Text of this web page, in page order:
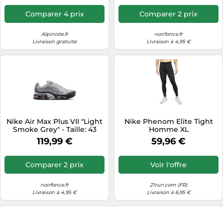
Comparer 4 prix
Alpiniste.fr
Livraison gratuite
Comparer 2 prix
noirfonce.fr
Livraison à 4,95 €
Nike Air Max Plus VII "Light
Smoke Grey" - Taille: 43
grey
119,99 €
Comparer 2 prix
noirfonce.fr
Livraison à 4,95 €
Nike Phenom Elite Tight
Homme XL
59,96 €
Voir l'offre
21run.com (FR)
Livraison à 6,95 €